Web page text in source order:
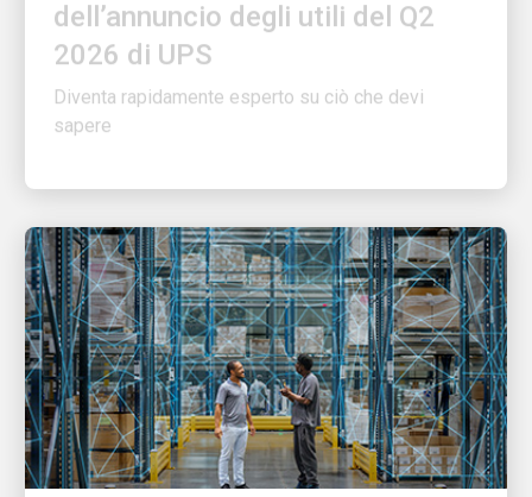
2026 di UPS
Diventa rapidamente esperto su ciò che devi
sapere